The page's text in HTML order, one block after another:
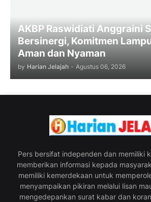
AKBP Raswidiati Anggraini
Bersinergi, Komitmen
Aman dan Nyaman
by Harian Jelajah - Agustus 06, 2026
Pers bersifat independen dan memiliki
memberikan informasi kepada
memiliki kemerdekaan untuk
menyampaikan pikiran melalui lisan
mengedepankan surat kabar dan